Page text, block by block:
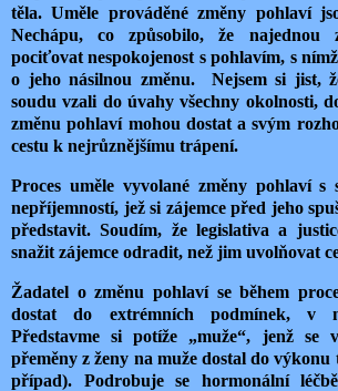
těla. Uměle prováděné změny pohlaví
Nechápu, co způsobilo, že najednou
pociťovat nespokojenost s pohlavím, s
o jeho násilnou změnu. Nejsem si jist,
soudu vzali do úvahy všechny okolnosti,
změnu pohlaví mohou dostat a svým
cestu k nejrůznějšímu trápení.
Proces uměle vyvolané změny pohlaví s
nepříjemností, jež si zájemce před jeho
představit. Soudím, že legislativa a
snažit zájemce odradit, než jim uvolňovat
Žadatel o změnu pohlaví se během
dostat do extrémních podmínek, v
Představme si potíže „muže“, jenž se
přeměny z ženy na muže dostal do
případ). Podrobuje se hormonální